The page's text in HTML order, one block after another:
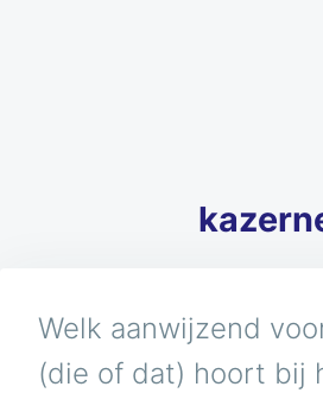
Welk aanwijzend
(die of dat) hoort bij